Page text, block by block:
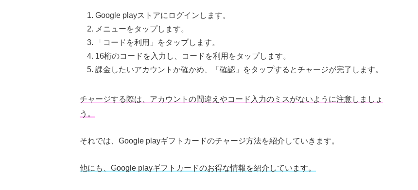
Google playストアにログインします。
メニューをタップします。
「コードを利用」をタップします。
16桁のコードを入力し、コードを利用をタップします。
課金したいアカウントか確かめ、「確認」をタップするとチャージが完了します。
チャージする際は、アカウントの間違えやコード入力のミスがないように注意しましょ
う。
それでは、Google playギフトカードのチャージ方法を紹介していきます。
他にも、Google playギフトカードのお得な情報を紹介しています。